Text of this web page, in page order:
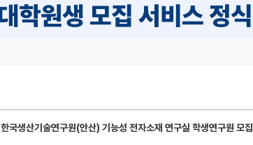
한국생산기술연구원(안산) 기능성 전자소재 연구실 학생연구원 모집